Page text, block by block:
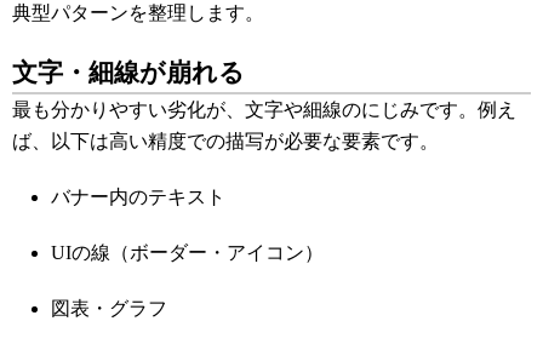
典型パターンを整理します。
文字・細線が崩れる
最も分かりやすい劣化が、文字や細線のにじみです。例え
ば、以下は高い精度での描写が必要な要素です。
バナー内のテキスト
UIの線（ボーダー・アイコン）
図表・グラフ